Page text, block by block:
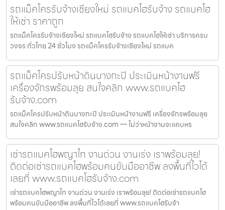
รถแม็คโครรับจ้างเชียงใหม่ รถแบคโฮรับจ้าง รถแบคโฮ
ให้เช่า ราคาถูก
รถแม็คโครรับจ้างเชียงใหม่ รถแบคโฮรับจ้าง รถแบคโฮให้เช่า บริการครบ
วงจร ทั่วไทย 24 ชั่วโมง รถแม็คโครรับจ้างเชียงใหม่ รถแบค
รถแม็คโครปรับหน้าดินบางกะปิ ประเมินหน้างานฟรี
เครื่องจักรพร้อมลุย สนใจคลิก www.รถแบคโฮ
รับจ้าง.com
รถแม็คโครปรับหน้าดินบางกะปิ ประเมินหน้างานฟรี เครื่องจักรพร้อมลุย
สนใจคลิก www.รถแบคโฮรับจ้าง.com — ไม่ว่าหน้างานจะแคบหร
เช่ารถแบคโฮพญาไท งานด่วน งานเร่ง เราพร้อมลุย!
ติดต่อเช่ารถแบคโฮพร้อมคนขับมืออาชีพ ลงพื้นที่ไวได้
เลยที่ www.รถแบคโฮรับจ้าง.com
เช่ารถแบคโฮพญาไท งานด่วน งานเร่ง เราพร้อมลุย! ติดต่อเช่ารถแบคโฮ
พร้อมคนขับมืออาชีพ ลงพื้นที่ไวได้เลยที่ www.รถแบคโฮรับจ้า